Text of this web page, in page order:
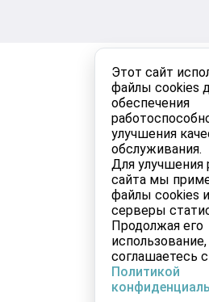
Этот сайт
файлы cookies
обеспечения
улучшения
обслуживания.
Для улучшения
сайта мы
файлы cookies и
серверы
Продолжая его
соглашаетесь
Политикой